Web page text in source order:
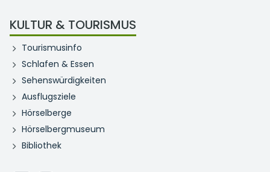
KULTUR & TOURISMUS
Tourismusinfo
Schlafen & Essen
Sehenswürdigkeiten
Ausflugsziele
Hörselberge
Hörselbergmuseum
Bibliothek